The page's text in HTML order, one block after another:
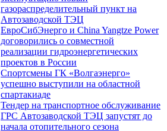
газораспределительный пункт на
Автозаводской ТЭЦ
ЕвроСибЭнерго и China Yangtze Power
договорились о совместной
реализации гидроэнергетических
проектов в России
Спортсмены ГК «Волгаэнерго»
успешно выступили на областной
спартакиаде
Тендер на транспортное обслуживание
ГРС Автозаводской ТЭЦ запустят до
начала отопительного сезона